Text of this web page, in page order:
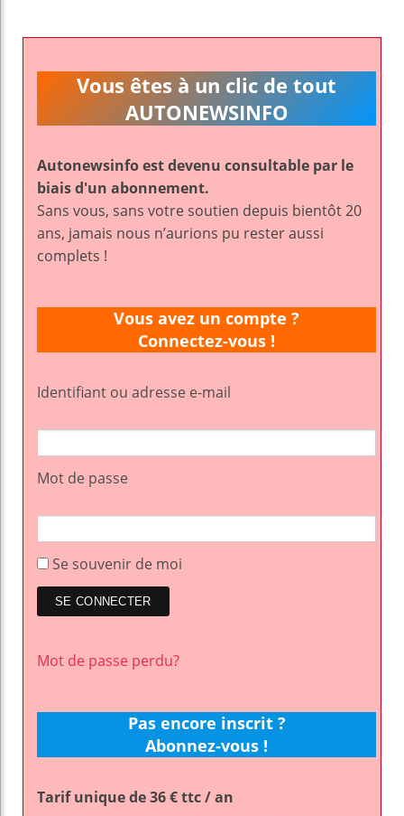
k pt
Vous êtes à un clic de tout
AUTONEWSINFO
Autonewsinfo est devenu consultable par le
biais d'un abonnement.
Sans vous, sans votre soutien depuis bientôt 20
ans, jamais nous n’aurions pu rester aussi
complets !
Vous avez un compte ?
Connectez-vous !
Identifiant ou adresse e-mail
Mot de passe
Se souvenir de moi
Mot de passe perdu?
Pas encore inscrit ?
Abonnez-vous !
Tarif unique de 36 € ttc / an